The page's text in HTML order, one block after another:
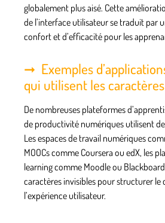
globalement plus aisé. Cette
de l’interface utilisateur se traduit par
confort et d’efficacité pour les
Exemples
qui utilisent les
De nombreuses plateformes
de productivité numériques utilisent
Les espaces de travail numériques
MOOCs comme Coursera ou edX, les
learning comme Moodle ou
caractères invisibles pour structurer
l’expérience utilisateur.